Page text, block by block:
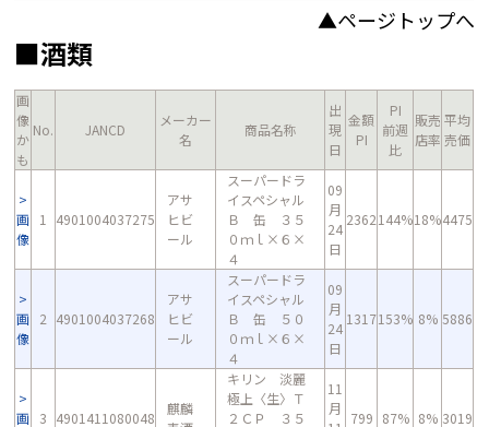
▲ページトップへ
■酒類
画
像
か
も
No. JANCD
メーカー
名
商品名称
出
現
日
金額
PI
PI
前週
比
販売
店率
平均
売価
画
像
1 4901004037275
アサ
ヒビ
ール
スーパードラ
イスペシャル
Ｂ 缶 ３５
０ｍｌ×６×
４
09
月
24
日
2362144%18%4475
画
像
2 4901004037268
アサ
ヒビ
ール
スーパードラ
イスペシャル
Ｂ 缶 ５０
０ｍｌ×６×
４
09
月
24
日
1317153% 8% 5886
画 3 4901411080048
麒麟
キリン 淡麗
極上〈生〉Ｔ
２ＣＰ ３５
11
月
799 87% 8% 3019